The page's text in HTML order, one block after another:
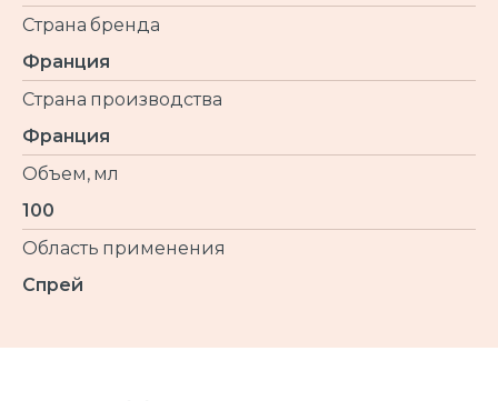
Страна бренда
Франция
Страна производства
Франция
Объем, мл
100
Область применения
Спрей